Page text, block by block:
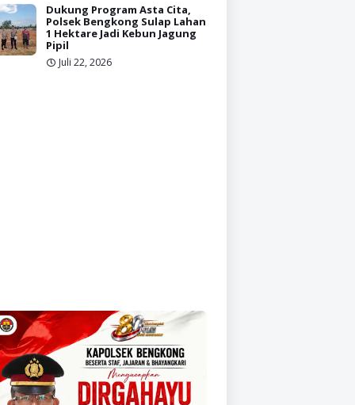
Dukung Program Asta Cita,
Polsek Bengkong Sulap Lahan
1 Hektare Jadi Kebun Jagung
Pipil
Juli 22, 2026